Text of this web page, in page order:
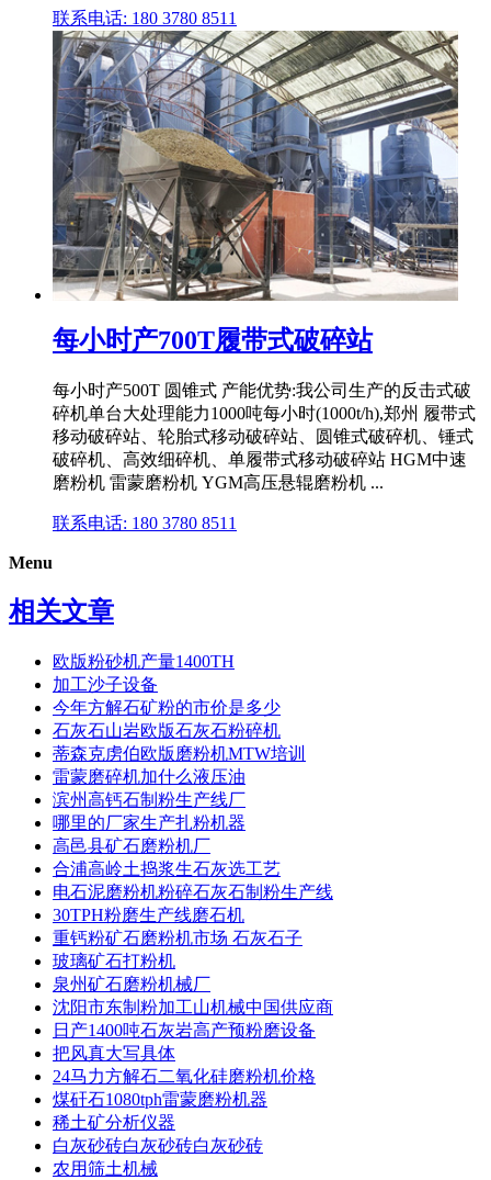
联系电话: 180 3780 8511
每小时产700T履带式破碎站
每小时产500T 圆锥式 产能优势:我公司生产的反击式破
碎机单台大处理能力1000吨每小时(1000t/h),郑州 履带式
移动破碎站、轮胎式移动破碎站、圆锥式破碎机、锤式
破碎机、高效细碎机、单履带式移动破碎站 HGM中速
磨粉机 雷蒙磨粉机 YGM高压悬辊磨粉机 ...
联系电话: 180 3780 8511
Menu
相关文章
欧版粉砂机产量1400TH
加工沙子设备
今年方解石矿粉的市价是多少
石灰石山岩欧版石灰石粉碎机
蒂森克虏伯欧版磨粉机MTW培训
雷蒙磨碎机加什么液压油
滨州高钙石制粉生产线厂
哪里的厂家生产扎粉机器
高邑县矿石磨粉机厂
合浦高岭土捣浆生石灰选工艺
电石泥磨粉机粉碎石灰石制粉生产线
30TPH粉磨生产线磨石机
重钙粉矿石磨粉机市场 石灰石子
玻璃矿石打粉机
泉州矿石磨粉机械厂
沈阳市东制粉加工山机械中国供应商
日产1400吨石灰岩高产预粉磨设备
把风真大写具体
24马力方解石二氧化硅磨粉机价格
煤矸石1080tph雷蒙磨粉机器
稀土矿分析仪器
白灰砂砖白灰砂砖白灰砂砖
农用筛土机械